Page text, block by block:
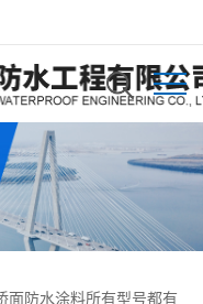
面防水涂料所有型号都有